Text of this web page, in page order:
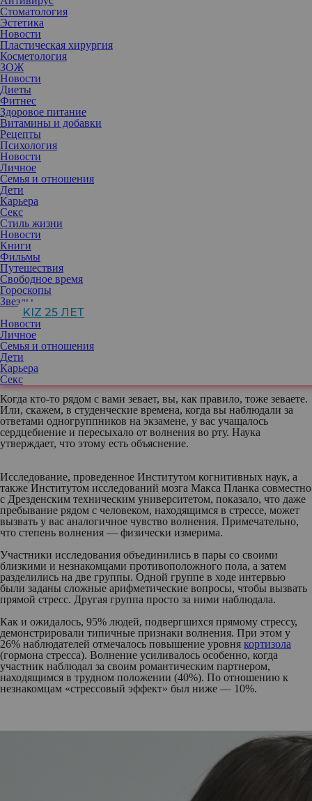
Стоматология
Эстетика
Новости
Пластическая хирургия
Косметология
ЗОЖ
Новости
Диеты
Фитнес
Здоровое питание
Витамины и добавки
Рецепты
Психология
Новости
Личное
Семья и отношения
Дети
Карьера
Секс
Стиль жизни
Новости
Книги
Фильмы
Путешествия
Свободное время
Гороскопы
Звезды
KIZ 25 ЛЕТ
Новости
Личное
Семья и отношения
Дети
Карьера
Секс
Может ли наблюдение за людьми, испытывающими стресс,
вызвать у наблюдателя «заразное» неприятное волнение?
Почему врачи рекомендуют беременным избегать стрессовых
ситуаций? И что именно — «шестое чувство» или
физиологические реакции — позволяют нам уловить
дискомфорт другого? Расскажем обо всем этом подробнее.
Стресс — в психологии, физиологии и медицине —
совокупность реакций всего организма на сильные внешние
физические или психологические раздражители (стрессоры).
Относительно недавно в англоязычных статьях появилось
выражениеstress contagion effect
заразности стресса». Под ним подразумевается, что ваше
состояние стресса передается другим как вирус.
Когда кто-то рядом с вами зевает, вы, как правило, тоже зеваете.
Или, скажем, в студенческие времена, когда вы наблюдали за
ответами одногруппников на экзамене, у вас учащалось
сердцебиение и пересыхало от волнения во рту. Наука
утверждает, что этому есть объяснение.
Исследование, проведенное Институтом когнитивных наук, а
также Институтом исследований мозга Макса Планка совместно
с Дрезденским техническим университетом, показало, что даже
пребывание рядом с человеком, находящимся в стрессе, может
вызвать у вас аналогичное чувство волнения. Примечательно,
что степень волнения — физически измерима.
Участники исследования объединились в пары со своими
близкими и незнакомцами противоположного пола, а затем
разделились на две группы. Одной группе в ходе интервью
были заданы сложные арифметические вопросы, чтобы вызвать
прямой стресс. Другая группа просто за ними наблюдала.
Как и ожидалось, 95% людей, подвергшихся прямому стрессу,
демонстрировали типичные признаки волнения. При этом у
26% наблюдателей отмечалось повышение уровня кортизола
(гормона стресса). Волнение усиливалось особенно, когда
участник наблюдал за своим романтическим партнером,
находящимся в трудном положении (40%). По отношению к
незнакомцам «стрессовый эффект» был ниже — 10%.